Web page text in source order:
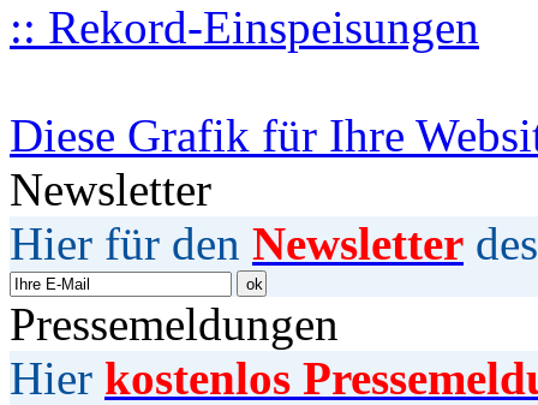
:: Rekord-Einspeisungen
Diese Grafik für Ihre
Newsletter
Hier für den Newsletter
Pressemeldungen
Hier kostenlos